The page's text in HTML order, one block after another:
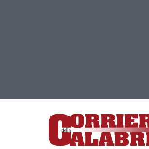
Lamezia Terme (CZ)
responsabile Paola Militano |Privacy